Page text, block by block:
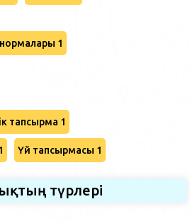
1
тапсырма 1
Үй тапсырмасы 1
түрлері